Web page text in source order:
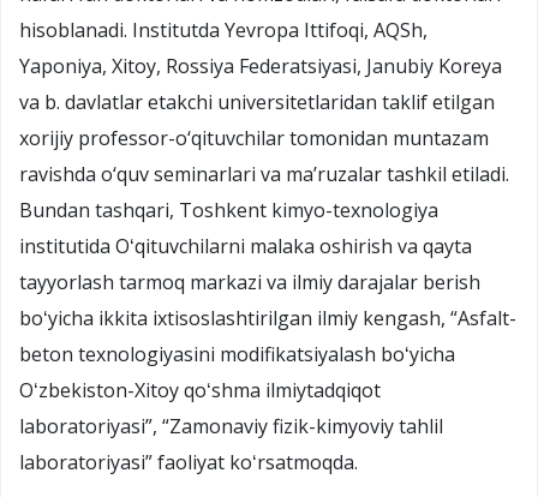
hisoblanadi. Institutda Yevropa Ittifoqi, AQSh,
Yaponiya, Xitoy, Rossiya Federatsiyasi, Janubiy Koreya
va b. davlatlar etakchi universitetlaridan taklif etilgan
xorijiy professor-o‘qituvchilar tomonidan muntazam
ravishda o‘quv seminarlari va ma’ruzalar tashkil etiladi.
Bundan tashqari, Toshkent kimyo-texnologiya
institutida Oʻqituvchilarni malaka oshirish va qayta
tayyorlash tarmoq markazi va ilmiy darajalar berish
boʻyicha ikkita ixtisoslashtirilgan ilmiy kengash, “Asfalt-
beton texnologiyasini modifikatsiyalash boʻyicha
Oʻzbekiston-Xitoy qoʻshma ilmiytadqiqot
laboratoriyasi”, “Zamonaviy fizik-kimyoviy tahlil
laboratoriyasi” faoliyat koʻrsatmoqda.